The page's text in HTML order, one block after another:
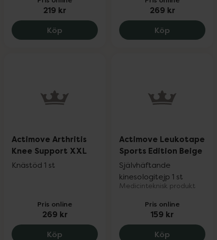
219 kr
Köp Actimove Professional Line Sling
269 kr
Köp Actimove
Actimove Arthritis
Knee Support XXL
Knästöd 1 st
Pris online
269 kr
Köp Actimove Arthritis Knee Support XXL,
Actimove Leukotape
Sports Edition Beige
Självhäftande
kinesologitejp 1 st
Medicinteknisk produkt
Pris online
159 kr
Köp Actimove